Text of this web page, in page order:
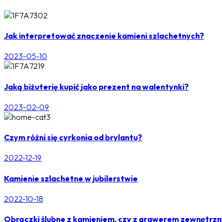
Jak interpretować znaczenie kamieni szlachetnych?
2023-05-10
Jaką biżuterię kupić jako prezent na walentynki?
2023-02-09
Czym różni się cyrkonia od brylantu?
2022-12-19
Kamienie szlachetne w jubilerstwie
2022-10-18
Obrączki ślubne z kamieniem, czy z grawerem